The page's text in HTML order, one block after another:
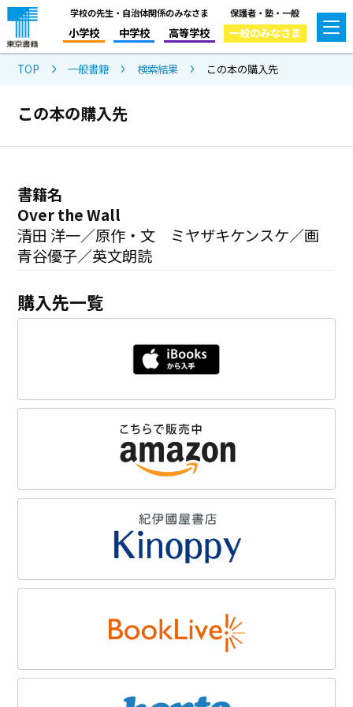
学校の先生・自治体関係のみなさま
小学校 中学校 高等学校
保護者・塾・一般
一般のみなさま
TOP 一般書籍 検索結果 この本の購入先
この本の購入先
書籍名
Over the Wall
清田 洋一／原作・文 ミヤザキケンスケ／画
青谷優子／英文朗読
購入先一覧